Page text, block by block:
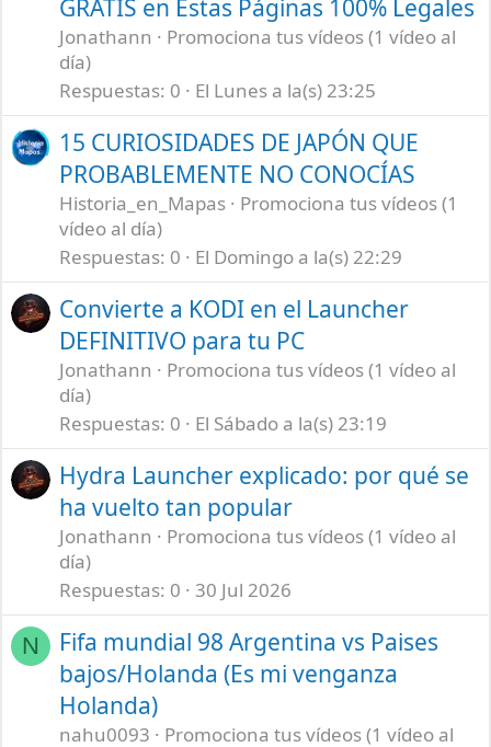
GRATIS en Estas Páginas 100% Legales
Jonathann
Promociona tus vídeos (1 vídeo al
día)
Respuestas 0 El Lunes a la(s) 23:25
15 CURIOSIDADES DE JAPÓN QUE
PROBABLEMENTE NO CONOCÍAS
Historia_en_Mapas
Promociona tus vídeos (1
vídeo al día)
Respuestas 0 El Domingo a la(s) 22:29
Convierte a KODI en el Launcher
DEFINITIVO para tu PC
Jonathann
Promociona tus vídeos (1 vídeo al
día)
Respuestas 0 El Sábado a la(s) 23:19
Hydra Launcher explicado: por qué se
ha vuelto tan popular
Jonathann
Promociona tus vídeos (1 vídeo al
día)
Respuestas 0 30 Jul 2026
N
Fifa mundial 98 Argentina vs Paises
bajos/Holanda (Es mi venganza
Holanda)
nahu0093
Promociona tus vídeos (1 vídeo al